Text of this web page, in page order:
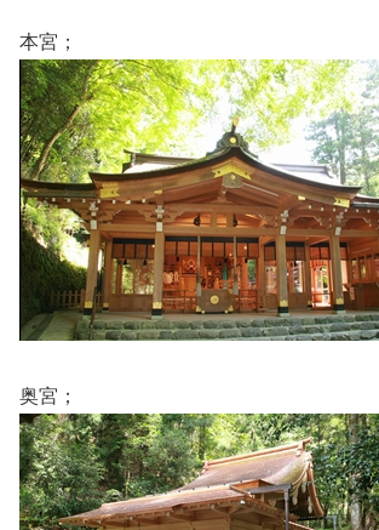
本宮；
奥宮；